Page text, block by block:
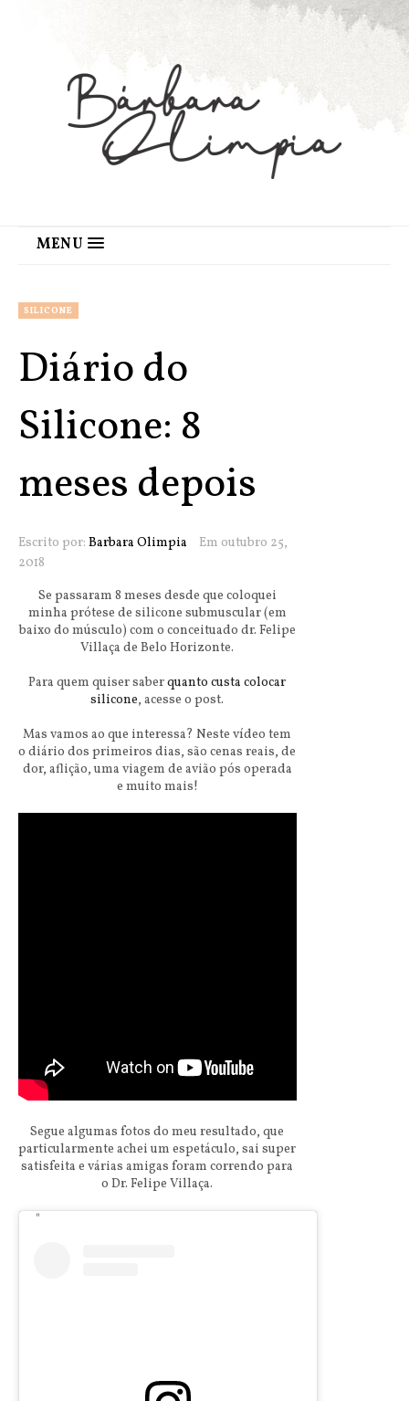
MENU
SILICONE
Diário do
Silicone: 8
meses depois
Escrito por: Barbara Olimpia
Em outubro 25,
2018
Se passaram 8 meses desde que coloquei
minha prótese de silicone submuscular (em
baixo do músculo) com o conceituado dr. Felipe
Villaça de Belo Horizonte.
Para quem quiser saberquanto custa colocar
silicone, acesse o post.
Mas vamos ao que interessa? Neste vídeo tem
o diário dos primeiros dias, são cenas reais, de
dor, aflição, uma viagem de avião pós operada
e muito mais!
Segue algumas fotos do meu resultado, que
particularmente achei um espetáculo, sai super
satisfeita e várias amigas foram correndo para
o Dr. Felipe Villaça.